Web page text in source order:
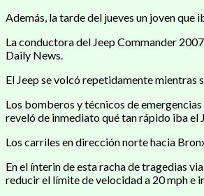
Además, la tarde del jueves un joven
La conductora del Jeep Commander
Daily News.
El Jeep se volcó repetidamente mientras
Los bomberos y técnicos de
reveló de inmediato qué tan rápido iba el
Los carriles en dirección norte hacia
En el ínterin de esta racha de tragedias
reducir el límite de velocidad a 20 mph e